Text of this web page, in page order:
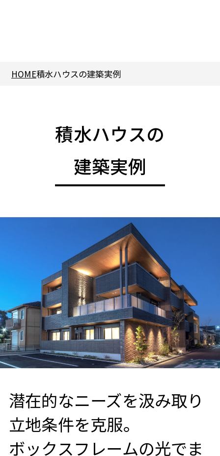
HOME積水ハウスの建築実例
積水ハウスの
建築実例
潜在的なニーズを汲み取り
立地条件を克服。
ボックスフレームの光でま